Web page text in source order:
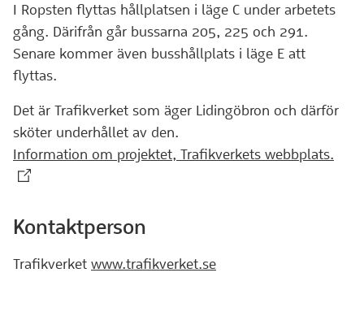
I Ropsten flyttas hållplatsen i läge C under arbetets
gång. Därifrån går bussarna 205, 225 och 291.
Senare kommer även busshållplats i läge E att
flyttas.
Det är Trafikverket som äger Lidingöbron och därför
sköter underhållet av den.
Information om projektet, Trafikverkets webbplats.
Kontaktperson
Trafikverket www.trafikverket.se